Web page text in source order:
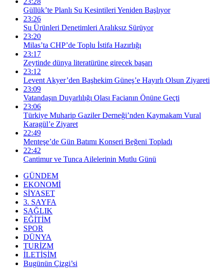
Güllük’te Planlı Su Kesintileri Yeniden Başlıyor
23:26
Su Ürünleri Denetimleri Aralıksız Sürüyor
23:20
Milas’ta CHP’de Toplu İstifa Hazırlığı
23:17
Zeytinde dünya literatürüne girecek başarı
23:12
Levent Akyer’den Başhekim Güneş’e Hayırlı Olsun Ziyareti
23:09
Vatandaşın Duyarlılığı Olası Facianın Önüne Geçti
23:06
Türkiye Muharip Gaziler Derneği’nden Kaymakam Vural
Karagül’e Ziyaret
22:49
Menteşe’de Gün Batımı Konseri Beğeni Topladı
22:42
Cantimur ve Tunca Ailelerinin Mutlu Günü
GÜNDEM
EKONOMİ
SİYASET
3. SAYFA
SAĞLIK
EĞİTİM
SPOR
DÜNYA
TURİZM
İLETİŞİM
Bugünün Çizgi’si